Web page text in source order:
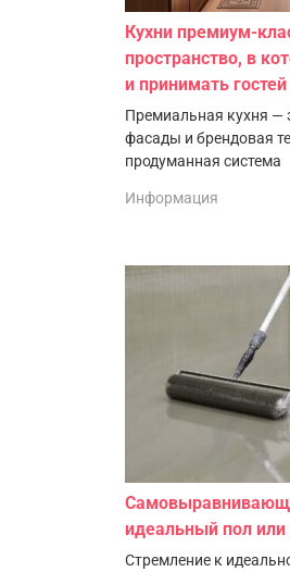
Кухни премиум-
пространство, в
и принимать гостей
Премиальная кухня —
фасады и брендовая
продуманная система
Информация
идеальный пол или
Стремление к